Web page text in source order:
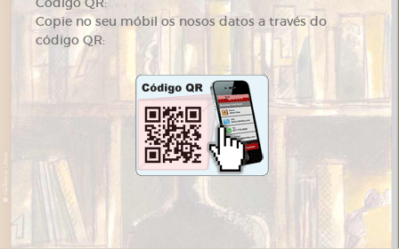
Copie no seu móbil os nosos datos a través do
código QR: